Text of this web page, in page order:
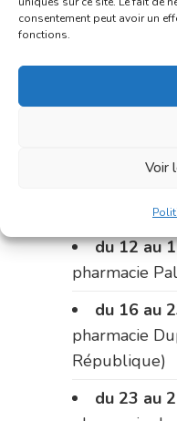
consentement peut avoir un
fonctions.
Voir
Dumas (La
Bonnemaire
du 9 au
Charignon-
du 12 au
pharmacie
du 16 au
pharmacie
République)
du 23 au